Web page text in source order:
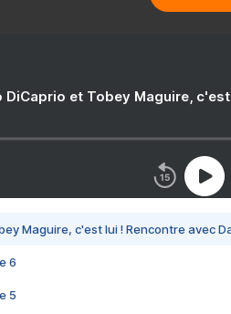
DiCaprio et Tobey Maguire,
Maguire, c'est lui ! Rencontre avec
6
5